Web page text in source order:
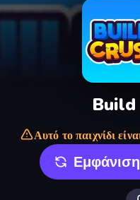
Build
Αυτό το παιχνίδι